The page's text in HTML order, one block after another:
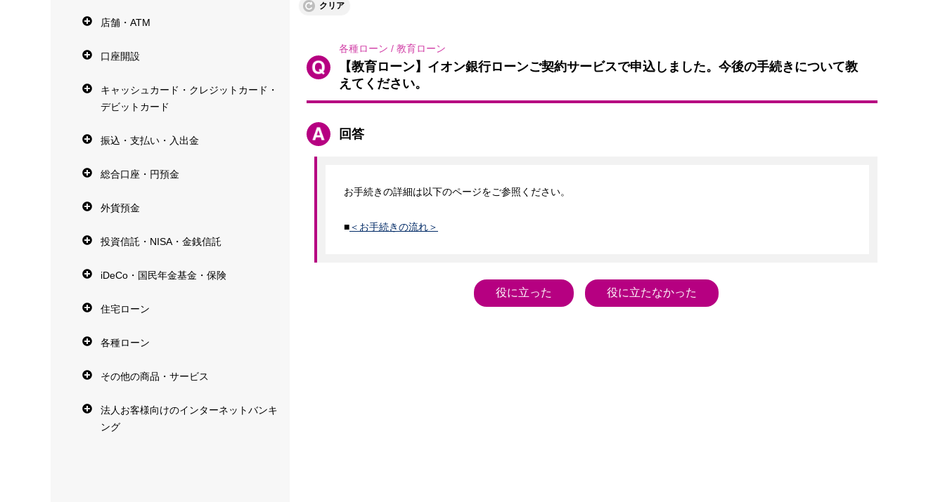
店舗・ATM
口座開設
キャッシュカード・クレジットカード・
デビットカード
振込・支払い・入出金
総合口座・円預金
外貨預金
投資信託・NISA・金銭信託
iDeCo・国民年金基金・保険
住宅ローン
各種ローン
その他の商品・サービス
法人お客様向けのインターネットバンキ
ング
クリア
各種ローン / 教育ローン
【教育ローン】イオン銀行ローンご契約サービスで申込しました。今後の手続きについて教
えてください。
回答
お手続きの詳細は以下のページをご参照ください。
■＜お手続きの流れ＞
役に立った 役に立たなかった